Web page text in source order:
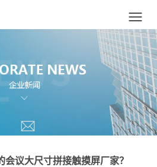
会议大尺寸拼接触摸屏厂家？